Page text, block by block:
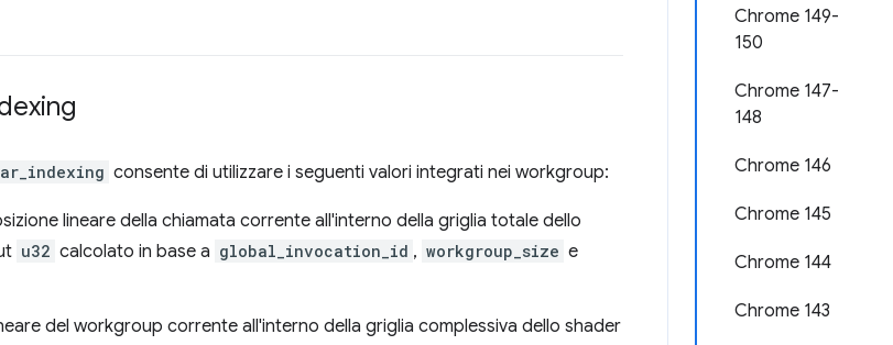
Chrome 149-
150
Chrome 147-
148
Chrome 146
Chrome 145
Chrome 144
Chrome 143
consente di utilizzare i seguenti valori integrati nei workgroup:
lineare della chiamata corrente all'interno della griglia totale dello
u32 calcolato in base a global_invocation_id , workgroup_size e
del workgroup corrente all'interno della griglia complessiva dello shader